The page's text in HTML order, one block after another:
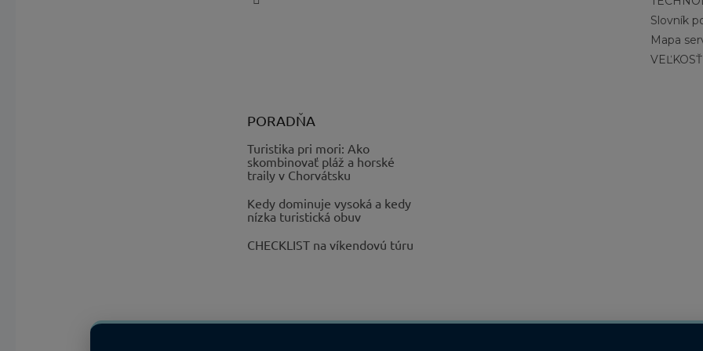
Slovník
Mapa
VEĽKOSŤ
PORADŇA
Turistika pri mori: Ako
skombinovať pláž a horské
traily v Chorvátsku
Kedy dominuje vysoká a kedy
nízka turistická obuv
CHECKLIST na víkendovú túru